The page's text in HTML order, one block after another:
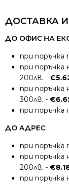
ДОСТАВКА
ДО ОФИС НА
при поръчка
при поръчка
200лв. -
при поръчка
300лв. -
при поръчка
ДО АДРЕС
при поръчка
при поръчка
200лв. -
при поръчка